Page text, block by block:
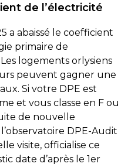
de l’électricité
a abaissé le coefficient
primaire de
Les logements orlysiens
peuvent gagner une
Si votre DPE est
et vous classe en F ou
de nouvelle
DPE-Audit
visite, officialise ce
date d’après le 1er